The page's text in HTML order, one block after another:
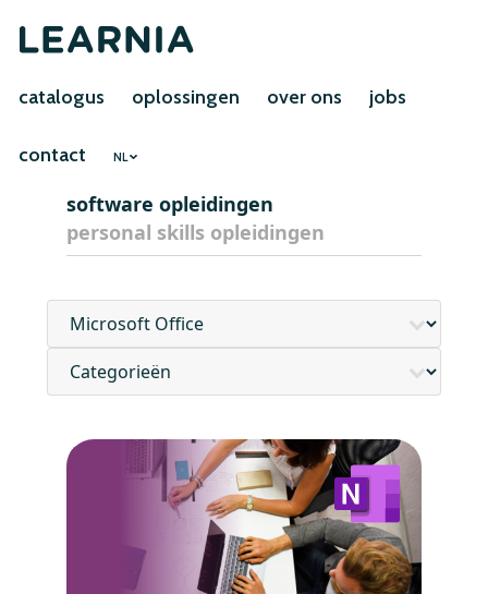
catalogus oplossingen over ons jobs
contact NL
software opleidingen
personal skills opleidingen